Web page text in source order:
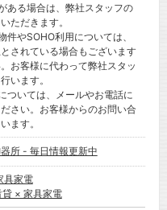
ある場合は、弊社スタッフの
ただきます。
件やSOHO利用については、
されている場合もございます
お客様に代わって弊社スタッ
います。
ついては、メールやお電話に
さい。お客様からのお問い合
ます。
所 - 毎日情報更新中
具家電
貸 × 家具家電